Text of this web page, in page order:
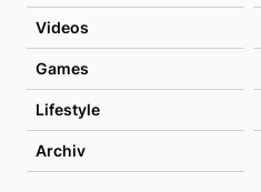
Videos
Games
Lifestyle
Archiv